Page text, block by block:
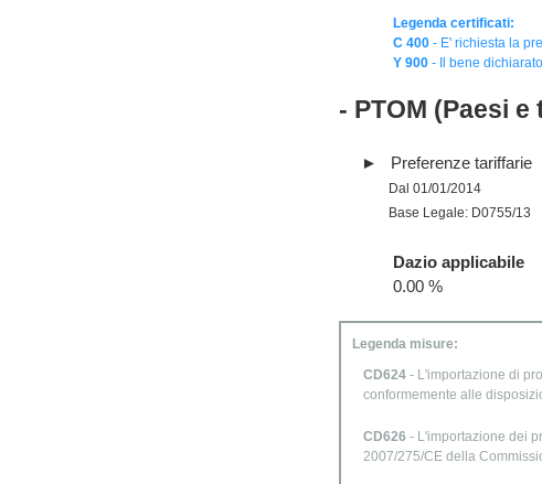
Legenda certificati:
C 400 - E' richiesta la
Y 900 - Il bene
- PTOM (Paesi
Preferenze tariffarie
Dal 01/01/2014
Base Legale: D0755/13
Dazio applicabile
0.00 %
Legenda misure:
CD624 - L'importazione di
conformemente alle
CD626 - L'importazione dei
2007/275/CE della